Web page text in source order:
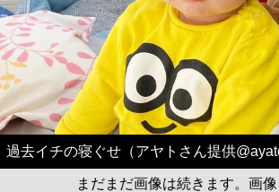
過去イチの寝ぐせ（アヤトさん提供
まだまだ画像は続きます。画像